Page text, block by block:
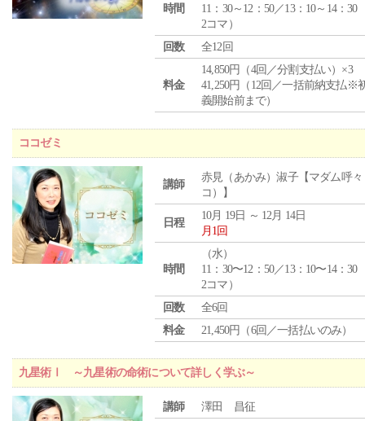
時間
11：30～12：50／13：10～14：30
2コマ）
回数
全12回
料金
14,850円（4回／分割支払い）×3
41,250円（12回／一括前納支払※
義開始前まで）
ココゼミ
講師
赤見（あかみ）淑子【マダム呼々
コ）】
日程
10月 19日 ～ 12月 14日
月1回
時間
（水）
11：30〜12：50／13：10〜14：30
2コマ）
回数
全6回
料金
21,450円（6回／一括払いのみ）
九星術Ⅰ ～九星術の命術について詳しく学ぶ～
講師 澤田 昌征